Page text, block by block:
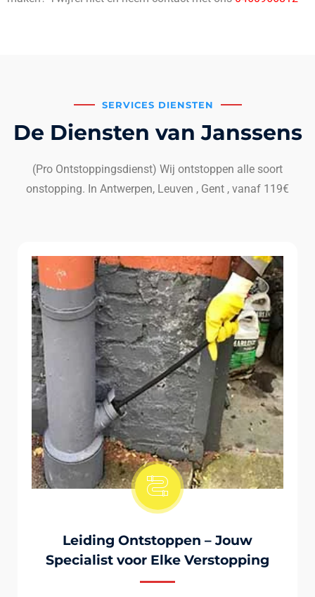
SERVICES DIENSTEN
De Diensten van Janssens
(Pro Ontstoppingsdienst) Wij ontstoppen alle soort
onstopping. In Antwerpen, Leuven , Gent , vanaf 119€
Onstopping Van Wc-Tiolet
Wc spoelt niet meer door ? het water komt